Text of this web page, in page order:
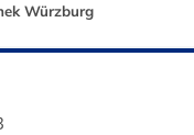
Würzburg